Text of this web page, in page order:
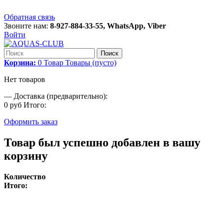
Обратная связь
Звоните нам: 8-927-884-33-55, WhatsApp, Viber
Войти
Поиск
Корзина: 0 Товар Товары (пусто)
Нет товаров
— Доставка (предварительно):
0 руб Итого:
Оформить заказ
Товар был успешно добавлен в вашу
корзину
Количество
Итого: